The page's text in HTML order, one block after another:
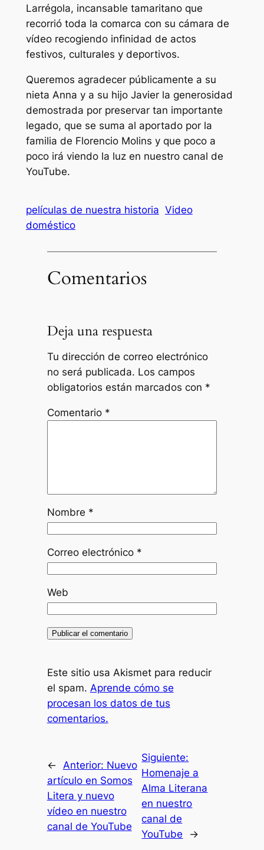
Larrégola, incansable tamaritano que
recorrió toda la comarca con su cámara de
vídeo recogiendo infinidad de actos
festivos, culturales y deportivos.
Queremos agradecer públicamente a su
nieta Anna y a su hijo Javier la generosidad
demostrada por preservar tan importante
legado, que se suma al aportado por la
familia de Florencio Molins y que poco a
poco irá viendo la luz en nuestro canal de
YouTube.
películas de nuestra historia Video
doméstico
Comentarios
Deja una respuesta
Tu dirección de correo electrónico
no será publicada. Los campos
obligatorios están marcados con *
Comentario *
Nombre *
Correo electrónico *
Web
Este sitio usa Akismet para reducir
el spam. Aprende cómo se
procesan los datos de tus
comentarios.
← Anterior: Nuevo
artículo en Somos
Litera y nuevo
vídeo en nuestro
canal de YouTube
Siguiente:
Homenaje a
Alma Literana
en nuestro
canal de
YouTube
→